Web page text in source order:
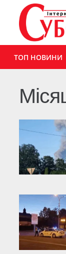
ТОП НОВИНИ